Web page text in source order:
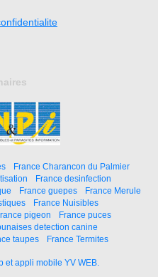
France Charancon du Palmier
France desinfection
France guepes
France Merule
France Nuisibles
pigeon
France puces
detection canine
taupes France Termites
et appli mobile YV WEB.